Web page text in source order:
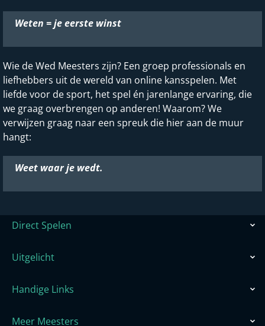
Weten = je eerste winst
Wie de Wed Meesters zijn? Een groep professionals en
liefhebbers uit de wereld van online kansspelen. Met
liefde voor de sport, het spel én jarenlange ervaring, die
we graag overbrengen op anderen! Waarom? We
verwijzen graag naar een spreuk die hier aan de muur
hangt:
Weet waar je wedt.
Direct Spelen
Uitgelicht
Handige Links
Meer Meesters